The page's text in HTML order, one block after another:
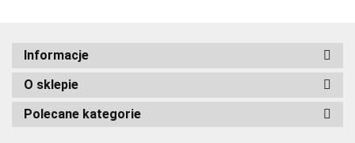
Informacje
O sklepie
Polecane kategorie